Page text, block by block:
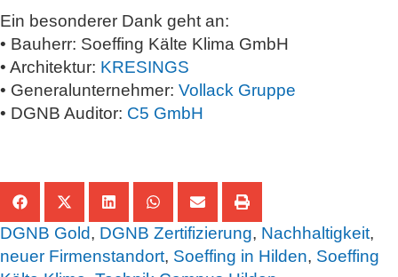
Ein besonderer Dank geht an:
• Bauherr: Soeffing Kälte Klima GmbH
• Architektur: KRESINGS
• Generalunternehmer: Vollack Gruppe
• DGNB Auditor: C5 GmbH
DGNB Gold, DGNB Zertifizierung, Nachhaltigkeit,
neuer Firmenstandort, Soeffing in Hilden, Soeffing